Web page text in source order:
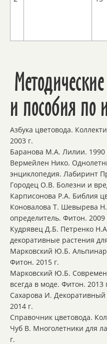
и пособия по
Азбука цветовода.
2003 г.
Баранова М.А. Лилии. 1990
Вермейлен Нико.
энциклопедия. Лабиринт
Городец О.В. Болезни и
Карписонова Р.А. Библия
Коновалова Т. Шевырева
определитель. Фитон. 2009
Кудрявец Д.Б. Петренко
декоративные растения
Марковский Ю.Б.
Фитон. 2015 г.
Марковский Ю.Б.
всегда в моде. Фитон. 2013
Сахарова И.
2014 г.
Справочник цветовода.
Чуб В. Многолетники для
г.